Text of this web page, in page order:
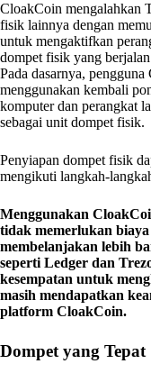
CloakCoin mengalahkan
fisik lainnya dengan
untuk mengaktifkan
dompet fisik yang
Pada dasarnya,
menggunakan kembali
komputer dan perangkat
sebagai unit dompet fisik.
Penyiapan dompet fisik
mengikuti langkah-
Menggunakan
tidak memerlukan
membelanjakan lebih
seperti Ledger dan
kesempatan untuk
masih mendapatkan
platform CloakCoin.
Dompet yang Tepat